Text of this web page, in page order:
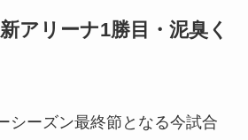
アリーナ1勝目・泥臭く
シーズン最終節となる今試合